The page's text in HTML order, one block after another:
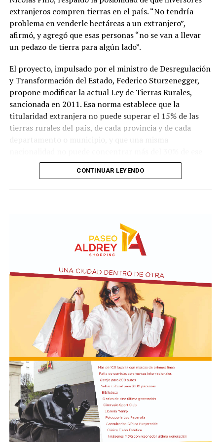
infraestructura para prevenir inundaciones en la cuenca
del Salado.
Hacia el cierre, Nicolás Pino defendió que los servicios
ecosistémicos pertenecen legítimamente a la propiedad
privada del productor agropecuario.
Sostuvo que en el país no existen los denominados
“bienes comunes”, sino únicamente bienes públicos o
privados, y concluyó pidiendo confianza en un sector
que proyecta una revolución agropecuaria digital basada
Gentileza radio Mitre
extranjeros compren tierras en el país. “No tendría
problema en venderle hectáreas a un extranjero”,
afirmó, y agregó que esas personas “no se van a llevar
un pedazo de tierra para algún lado”.
El proyecto, impulsado por el ministro de Desregulación
y Transformación del Estado, Federico Sturzenegger,
propone modificar la actual Ley de Tierras Rurales,
sancionada en 2011. Esa norma establece que la
titularidad extranjera no puede superar el 15% de las
tierras rurales del país, de cada provincia y de cada
departamento o municipio, y que una misma
sea una empresa con participación de Estados
Ese capítulo sobre la “extranjerización” de tierras es,
según reconoce el propio oficialismo, el principal
obstáculo para reunir los votos necesarios en el Senado.
El tratamiento del proyecto se postergó la semana
pasada ante la falta de respaldos y quedó reprogramado
para el 6 de agosto.
La discusión interna llegó a escalar en un cruce entre la
vicepresidenta Victoria Villarruel, que se manifestó en
contra de ese punto de la reforma, y la senadora Patricia
Bullrich, uno de cuyos asesores llegó a denunciar por
amenazas a un colaborador de Villarruel.
En ese contexto se enmarca el respaldo de la Sociedad
Rural. Pino ya había defendido la iniciativa la semana
CONTINUAR LEYENDO